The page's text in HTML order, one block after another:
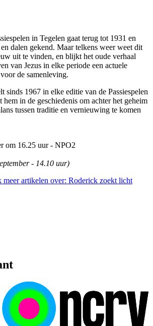
in Tegelen gaat terug tot 1931 en
dalen gekend. Maar telkens weer weet dit
uit te vinden, en blijkt het oude verhaal
van Jezus in elke periode een actuele
de samenleving.
sinds 1967 in elke editie van de Passiespelen
in de geschiedenis om achter het geheim
tussen traditie en vernieuwing te komen
om 16.25 uur - NPO2
- 14.10 uur)
meer artikelen over: Roderick zoekt licht